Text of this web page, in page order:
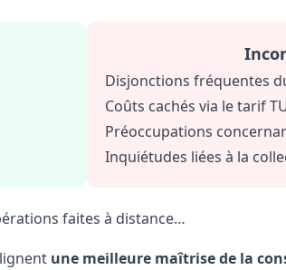
Disjonctions fréquentes
Coûts cachés via le tarif
Préoccupations
Inquiétudes liées à la
faites à distance…
une meilleure maîtrise de la